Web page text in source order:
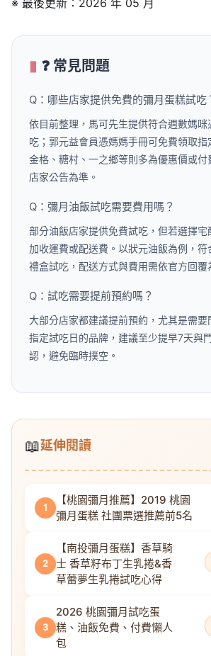
Q：哪些店家提供免費的彌月蛋糕試吃
依目前整理，馬可先生提供符合週數媽咪
吃；郭元益會員憑媽媽手冊可免費領取指
金格、糖村、一之鄉等則多為優惠價或付
Q：彌月油飯試吃需要費用嗎？
部分油飯店家提供免費試吃，但若選擇
加收運費或配送費。以狀元油飯為例，符
禮盒試吃，配送方式與費用需依官方回覆
Q：試吃需要提前預約嗎？
大部分店家都建議提前預約，尤其是需
指定試吃日的品牌，建議至少提早7天與
認，避免臨時撲空。
1
彌月蛋糕 社團票選推薦前5名
2
士 香草籽布丁生乳捲&香
草蕾夢生乳捲試吃心得
3
2026 桃園彌月試吃蛋
糕、油飯免費、付費懶人
包